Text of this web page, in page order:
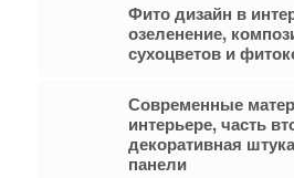
Фито дизайн в
озеленение,
сухоцветов и
Современные
интерьере, часть
декоративная
панели